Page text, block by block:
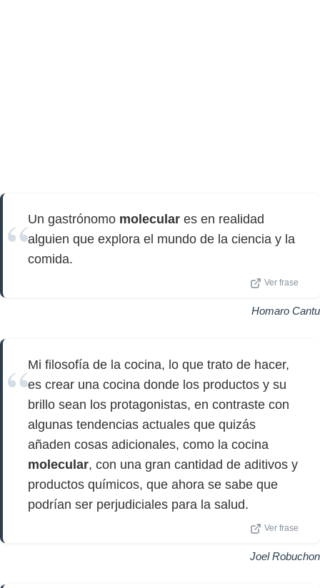
Un gastrónomo molecular es en realidad
alguien que explora el mundo de la ciencia y la
comida.
Ver frase
Homaro Cantu
Mi filosofía de la cocina, lo que trato de hacer,
es crear una cocina donde los productos y su
brillo sean los protagonistas, en contraste con
algunas tendencias actuales que quizás
añaden cosas adicionales, como la cocina
molecular, con una gran cantidad de aditivos y
productos químicos, que ahora se sabe que
podrían ser perjudiciales para la salud.
Ver frase
Joel Robuchon